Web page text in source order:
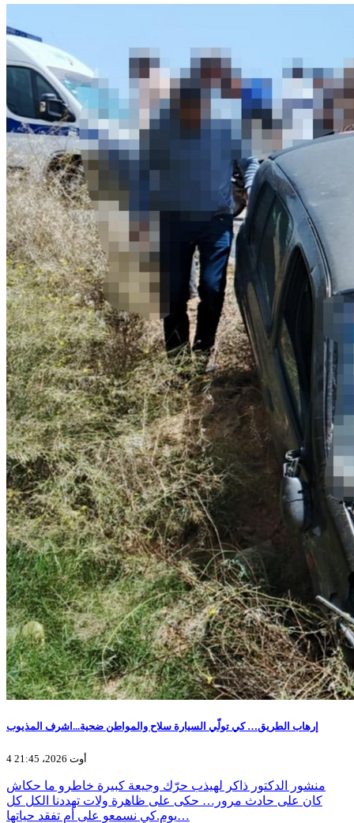
إرهاب الطريق… كي تولّي السيارة سلاح والمواطن ضحية...اشرف المذيوب
4 أوت 2026، 21:45
منشور الدكتور ذاكر لهيذب حرّك وجيعة كبيرة خاطرو ما حكاش
كان على حادث مرور… حكى على ظاهرة ولات تهددنا الكل كل
يوم.كي نسمعو على أم تفقد حياتها…